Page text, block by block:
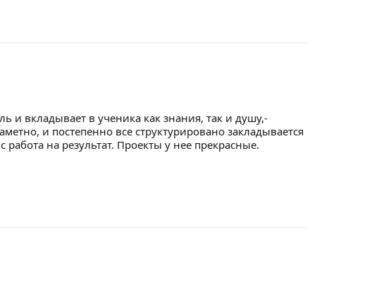
и вкладывает в ученика как знания, так и душу,-
и постепенно все структурировано закладывается
на результат. Проекты у нее прекрасные.